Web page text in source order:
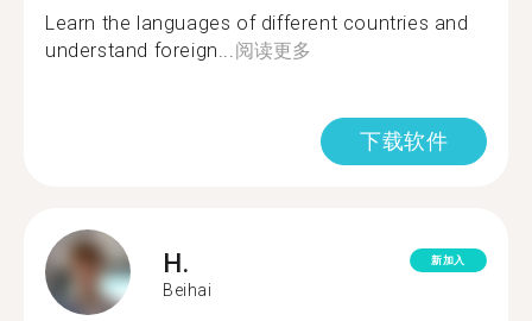
Learn the languages of different countries and
understand foreign... 阅读更多
下载软件
H.
Beihai
新加入